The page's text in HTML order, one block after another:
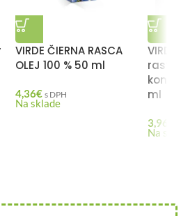
VIRDE ČIERNA RASCA
OLEJ 100 % 50 ml
4,36€ s DPH
Na sklade
ml
3,96
Na